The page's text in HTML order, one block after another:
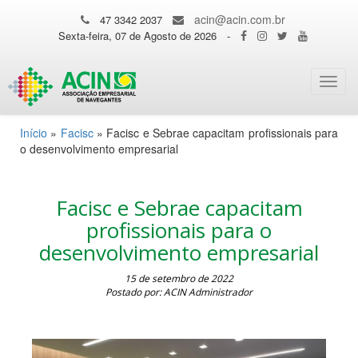
47 3342 2037 acin@acin.com.br
Sexta-feira, 07 de Agosto de 2026 -
Início » Facisc» Facisc e Sebrae capacitam profissionais para
o desenvolvimento empresarial
Facisc e Sebrae capacitam
profissionais para o
desenvolvimento empresarial
15 de setembro de 2022
Postado por: ACIN Administrador